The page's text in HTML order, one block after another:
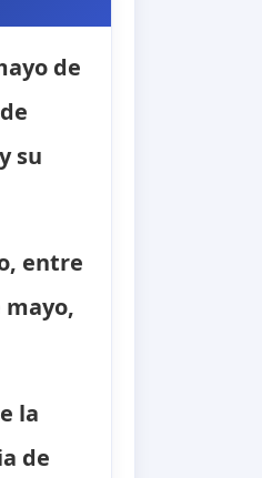
de
su
entre
mayo,
la
de